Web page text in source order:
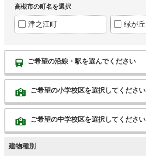
高槻市の町名を選択
津之江町 緑が丘
ご希望の沿線・駅を選んでください
ご希望の小学校区を選択してください
ご希望の中学校区を選択してください
建物種別